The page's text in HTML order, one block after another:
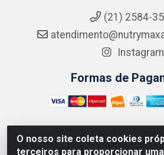
O nosso site coleta cookies
terceiros para proporcionar
(21) 2584-
Instagram
Formas de
NUTRY MAX COMÉRCIO DE